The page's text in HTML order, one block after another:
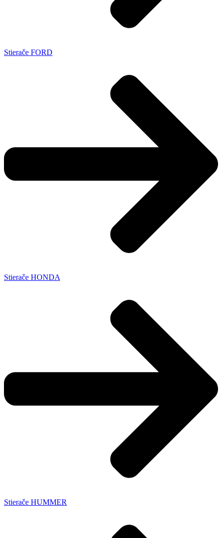
Stierače FORD
Stierače HONDA
Stierače HUMMER